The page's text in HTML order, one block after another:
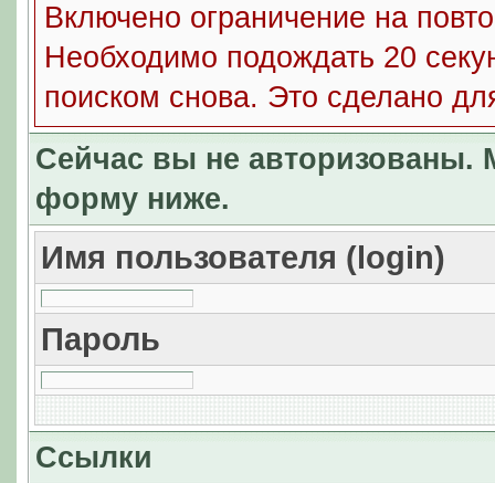
Включено ограничение на
Необходимо подождать 20
поиском снова. Это сделано
Сейчас вы не авторизованы.
форму ниже.
Имя пользователя (login)
Пароль
Ссылки